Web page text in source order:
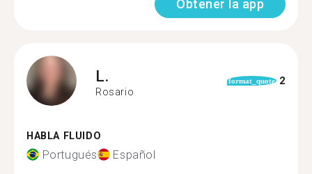
Obtener la app
L.
Rosario
format_quote 2
HABLA FLUIDO
Portugués Español